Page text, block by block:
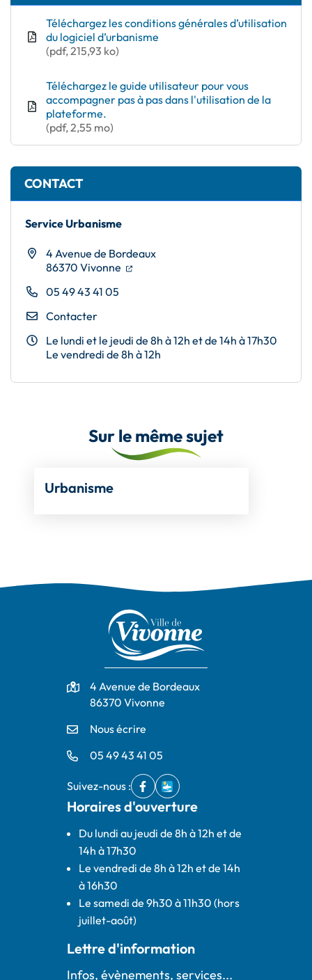
Téléchargez les conditions générales d’utilisation
du logiciel d’urbanisme
(pdf, 215,93 ko)
Téléchargez le guide utilisateur pour vous
accompagner pas à pas dans l'utilisation de la
plateforme.
(pdf, 2,55 mo)
CONTACT
Service Urbanisme
4 Avenue de Bordeaux
86370 Vivonne (ouverture dans un nouvel onglet)
(ouverture dans un nouvel onglet)
05 49 43 41 05
Contacter
Le lundi et le jeudi de 8h à 12h et de 14h à 17h30
Le vendredi de 8h à 12h
Sur le même sujet
Urbanisme
Adresse
4 Avenue de Bordeaux
86370 Vivonne
Nous écrire
05 49 43 41 05
Suivez-nous :
Facebook
(ouverture dans un nouvel onglet)
IntraMuros
(ouverture dans un nouvel
Horaires d'ouverture
Du lundi au jeudi de 8h à 12h et de
14h à 17h30
Le vendredi de 8h à 12h et de 14h
à 16h30
Le samedi de 9h30 à 11h30 (hors
juillet-août)
Lettre d'information
Infos, évènements, services...